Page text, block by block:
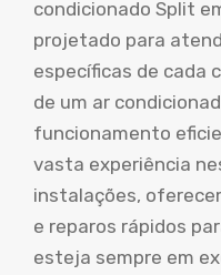
condicionado Split
projetado para
específicas de cada
de um ar
funcionamento
vasta experiência
instalações,
e reparos rápidos
esteja sempre em